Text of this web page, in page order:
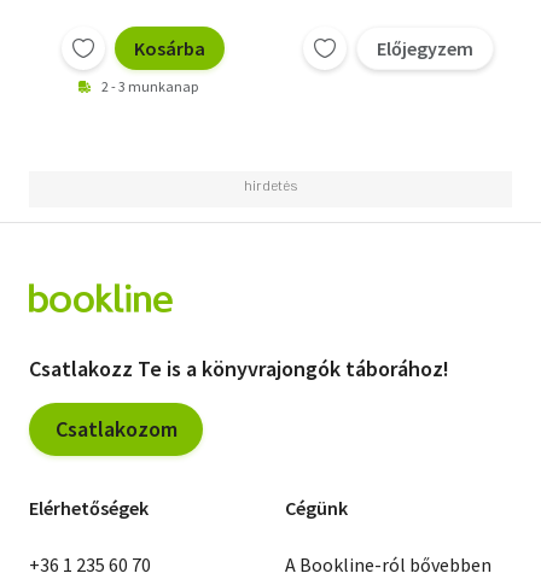
Kosárba
2 - 3 munkanap
Előjegyzem
Csatlakozz Te is a könyvrajongók táborához!
Csatlakozom
Elérhetőségek
+36 1 235 60 70
Cégünk
A Bookline-ról bővebben